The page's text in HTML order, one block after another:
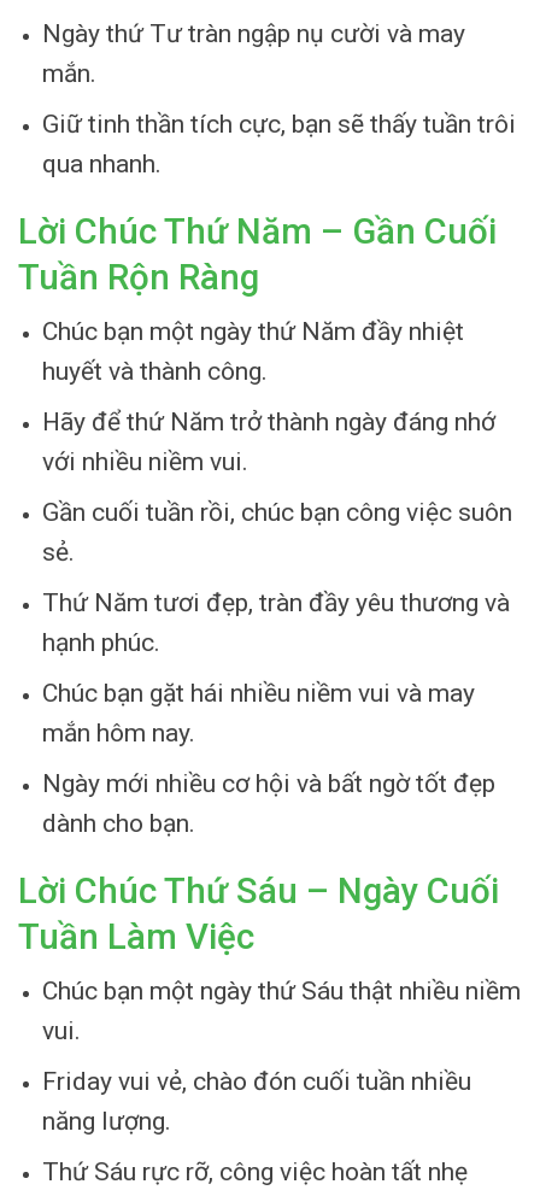
Ngày thứ Tư tràn ngập nụ cười và may
mắn.
Giữ tinh thần tích cực, bạn sẽ thấy tuần trôi
qua nhanh.
Lời Chúc Thứ Năm – Gần Cuối
Tuần Rộn Ràng
Chúc bạn một ngày thứ Năm đầy nhiệt
huyết và thành công.
Hãy để thứ Năm trở thành ngày đáng nhớ
với nhiều niềm vui.
Gần cuối tuần rồi, chúc bạn công việc suôn
sẻ.
Thứ Năm tươi đẹp, tràn đầy yêu thương và
hạnh phúc.
Chúc bạn gặt hái nhiều niềm vui và may
mắn hôm nay.
Ngày mới nhiều cơ hội và bất ngờ tốt đẹp
dành cho bạn.
Lời Chúc Thứ Sáu – Ngày Cuối
Tuần Làm Việc
Chúc bạn một ngày thứ Sáu thật nhiều niềm
vui.
Friday vui vẻ, chào đón cuối tuần nhiều
năng lượng.
Thứ Sáu rực rỡ, công việc hoàn tất nhẹ